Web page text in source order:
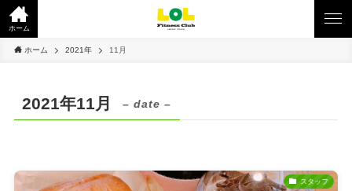
ホーム
ホーム 2021年 11月
2021年11月 – date –
スタッフ